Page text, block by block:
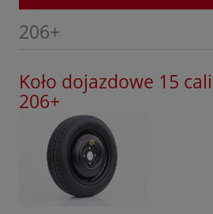
BMW
BYD
Citroen
Cupra
Dacia
DFSK
206
207
2008
301
206+
Koło dojazdowe 15
206+